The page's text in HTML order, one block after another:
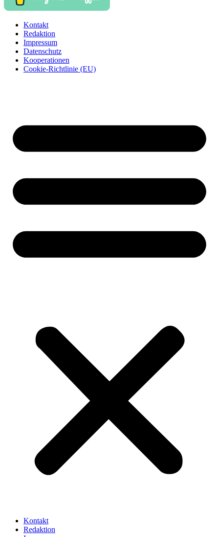
Kontakt
Redaktion
Impressum
Datenschutz
Kooperationen
Cookie-Richtlinie (EU)
Kontakt
Redaktion